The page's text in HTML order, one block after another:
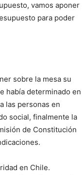
vamos aponer
para poder
sobre la mesa su
había determinado en
las personas en
social, finalmente la
de Constitución
en Chile.